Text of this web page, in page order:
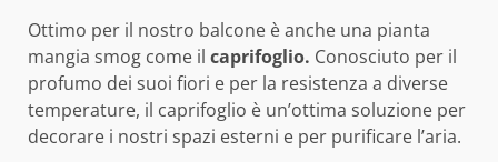
Ottimo per il nostro balcone è anche una pianta
mangia smog come il caprifoglio. Conosciuto per il
profumo dei suoi fiori e per la resistenza a diverse
temperature, il caprifoglio è un’ottima soluzione per
decorare i nostri spazi esterni e per purificare l’aria.